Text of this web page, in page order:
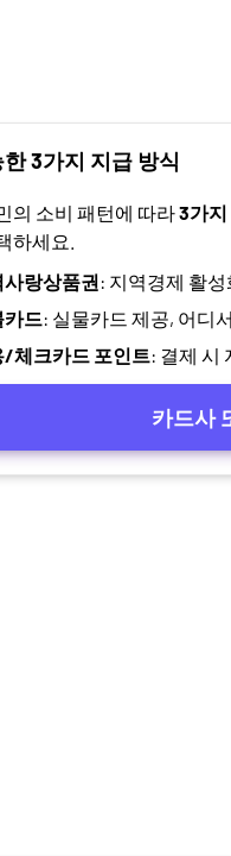
3가지 지급 방식
의 소비 패턴에 따라3가지
하세요.
랑상품권: 지역경제 활
드: 실물카드 제공, 어디
체크카드 포인트: 결제 시
카드사